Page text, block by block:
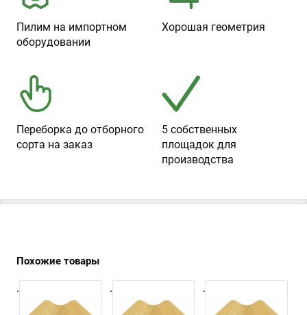
Пилим на импортном
оборудовании
Хорошая геометрия
Переборка до отборного
сорта на заказ
5 собственных
площадок для
производства
Похожие товары
. . .